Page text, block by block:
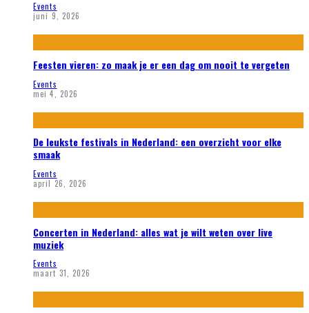
Events
juni 9, 2026
Feesten vieren: zo maak je er een dag om nooit te vergeten
Events
mei 4, 2026
De leukste festivals in Nederland: een overzicht voor elke
smaak
Events
april 26, 2026
Concerten in Nederland: alles wat je wilt weten over live
muziek
Events
maart 31, 2026